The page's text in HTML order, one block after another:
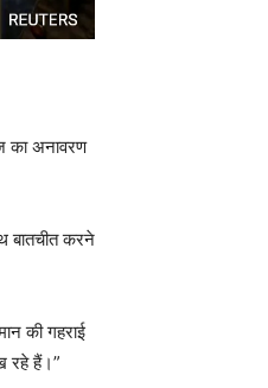
का अनावरण
बातचीत करने
की गहराई
रहे हैं।”